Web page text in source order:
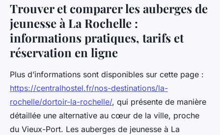
Trouver et comparer les auberges de
jeunesse à La Rochelle :
informations pratiques, tarifs et
réservation en ligne
Plus d’informations sont disponibles sur cette page :
https://centralhostel.fr/nos-destinations/la-
rochelle/dortoir-la-rochelle/, qui présente de manière
détaillée une alternative au cœur de la ville, proche
du Vieux-Port. Les auberges de jeunesse à La